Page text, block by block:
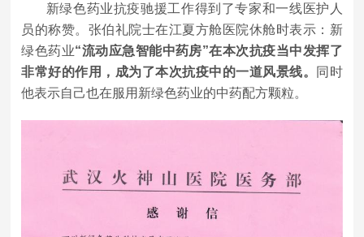
新绿色药业抗疫驰援工作得到了专家和一线医护人
员的称赞。张伯礼院士在江夏方舱医院休舱时表示：新
绿色药业“流动应急智能中药房”在本次抗疫当中发挥了
非常好的作用，成为了本次抗疫中的一道风景线。
同时
他表示自己也在服用新绿色药业的中药配方颗粒。